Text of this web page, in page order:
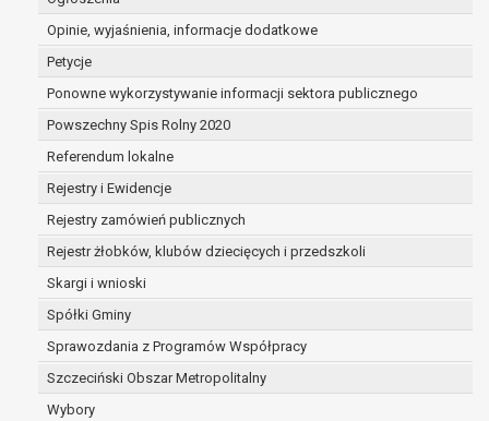
Opinie, wyjaśnienia, informacje dodatkowe
Petycje
Ponowne wykorzystywanie informacji sektora publicznego
Powszechny Spis Rolny 2020
Referendum lokalne
Rejestry i Ewidencje
Rejestry zamówień publicznych
Rejestr żłobków, klubów dziecięcych i przedszkoli
Skargi i wnioski
Spółki Gminy
Sprawozdania z Programów Współpracy
Szczeciński Obszar Metropolitalny
Wybory
dane są nieprawidłowe lub
niekompletne;
osobowych (tzw. prawo do bycia
zapomnianym) na podstawie art. 17 RODO,
w przypadku gdy:
dane nie są już niezbędne do celów,
sposób przetwarzane,
osoba, której dane dotyczą, wniosła
sprzeciw wobec przetwarzania
osoba, której dane dotyczą wycofała
osobowych, która jest podstawą
przetwarzania danych i nie ma innej
podstawy prawnej przetwarzania